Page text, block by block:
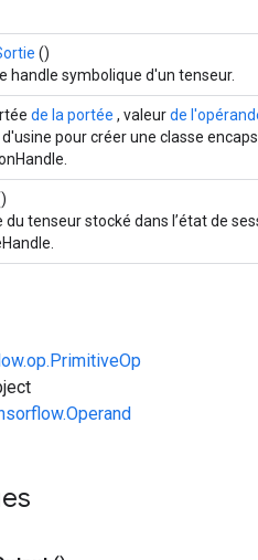
()
handle symbolique d'un tenseur.
de la portée , valeurde
pour créer une classe
du tenseur stocké dans l’état de